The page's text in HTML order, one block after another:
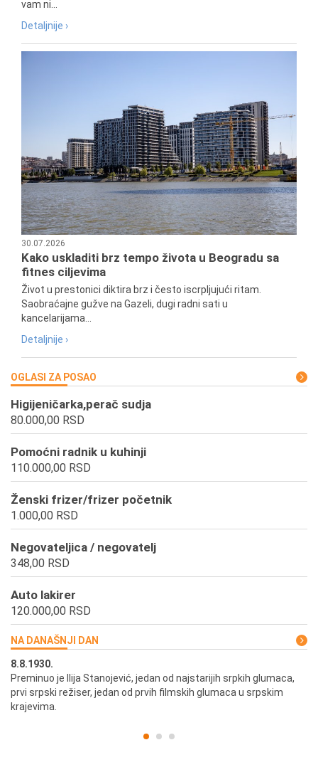
vam ni...
Detaljnije ›
30.07.2026
Kako uskladiti brz tempo života u Beogradu sa
fitnes ciljevima
Život u prestonici diktira brz i često iscrpljujući ritam.
Saobraćajne gužve na Gazeli, dugi radni sati u
kancelarijama...
Detaljnije ›
OGLASI ZA POSAO
Higijeničarka,perač sudja
80.000,00 RSD
Pomoćni radnik u kuhinji
110.000,00 RSD
Ženski frizer/frizer početnik
1.000,00 RSD
Negovateljica / negovatelj
348,00 RSD
Auto lakirer
120.000,00 RSD
NA DANAŠNJI DAN
8.8.1930.
Preminuo je Ilija Stanojević, jedan od najstarijih srpkih glumaca,
prvi srpski režiser, jedan od prvih filmskih glumaca u srpskim
krajevima.